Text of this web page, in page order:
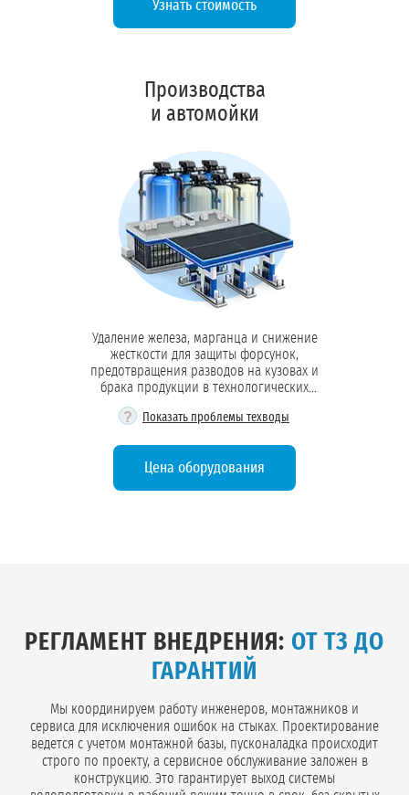
Обратный осмос:
Обеззараживание:
Узнать стоимость
Производства
и автомойки
Удаление железа, марганца и снижение
жесткости для защиты форсунок,
предотвращения разводов на кузовах и
брака продукции в технологических
? Показать проблемы техводы
Обезжелезивание:
Стабилизация состава:
Цена оборудования
РЕГЛАМЕНТ ВНЕДРЕНИЯ: ОТ ТЗ ДО
ГАРАНТИЙ
Мы координируем работу инженеров, монтажников и
сервиса для исключения ошибок на стыках. Проектирование
ведется с учетом монтажной базы, пусконаладка происходит
строго по проекту, а сервисное обслуживание заложен в
конструкцию. Это гарантирует выход системы